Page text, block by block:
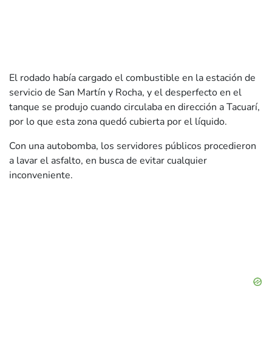
El rodado había cargado el combustible en la estación de
servicio de San Martín y Rocha, y el desperfecto en el
tanque se produjo cuando circulaba en dirección a Tacuarí,
por lo que esta zona quedó cubierta por el líquido.
Con una autobomba, los servidores públicos procedieron
a lavar el asfalto, en busca de evitar cualquier
inconveniente.